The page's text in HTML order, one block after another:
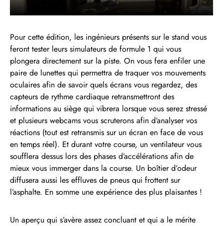
Pour cette édition, les ingénieurs présents sur le stand vous
feront tester leurs simulateurs de formule 1 qui vous
plongera directement sur la piste. On vous fera enfiler une
paire de lunettes qui permettra de traquer vos mouvements
oculaires afin de savoir quels écrans vous regardez, des
capteurs de rythme cardiaque retransmettront des
informations au siège qui vibrera lorsque vous serez stressé
et plusieurs webcams vous scruterons afin d’analyser vos
réactions (tout est retransmis sur un écran en face de vous
en temps réel). Et durant votre course, un ventilateur vous
soufflera dessus lors des phases d’accélérations afin de
mieux vous immerger dans la course. Un boîtier d’odeur
diffusera aussi les effluves de pneus qui frottent sur
l’asphalte. En somme une expérience des plus plaisantes !
Un aperçu qui s’avère assez concluant et qui a le mérite